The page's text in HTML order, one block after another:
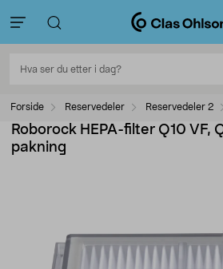
Forside Reservedeler Reservedeler 2
Roborock HEPA-filter Q10 VF,
pakning